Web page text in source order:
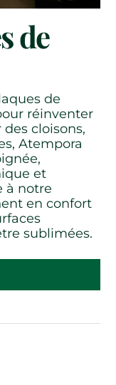
de
de
réinventer
cloisons,
Atempora
et
à notre
en confort
sublimées.